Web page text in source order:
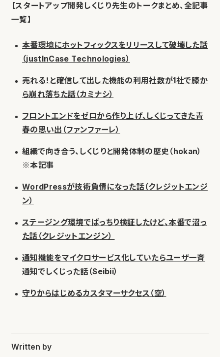
【スタートアップ開発しくじり先生のトークまとめ、全記事
一覧】
本番環境にホットフィックスをリリースして破壊した話
（justInCase Technologies）
売れる！と確信して出した機能の利用社数が1社で膝か
ら崩れ落ちた話（カミナシ）
フロントエンドをゼロから作り上げ、しくじってきた青
春の思い出（ファンファーレ）
組織で向き合う、しくじりと開発体制の歴史（hokan）
※本記事
WordPressが技術負債になった話（クレジットエンジ
ン）
ステージング環境でばっちり検証したけど、本番で沼っ
た話（クレジットエンジン）
通知機能をマイクロサービス化していたらユーザ一斉
通知でしくじった話（Seibii）
守りからはじめるカスタマーサクセス（空）
Written by